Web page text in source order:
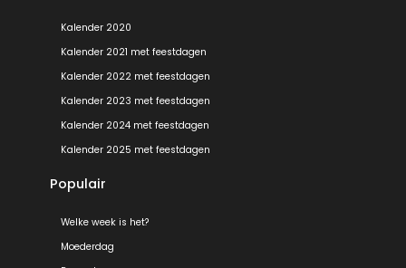
Kalender 2020
Kalender 2021 met feestdagen
Kalender 2022 met feestdagen
Kalender 2023 met feestdagen
Kalender 2024 met feestdagen
Kalender 2025 met feestdagen
Populair
Welke week is het?
Moederdag